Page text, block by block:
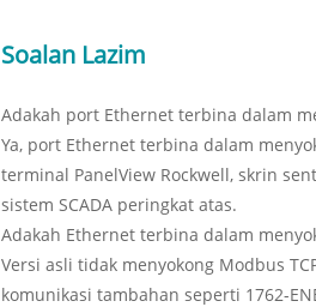
Soalan Lazim
Adakah port Ethernet terbina dalam
Ya, port Ethernet terbina dalam
terminal PanelView Rockwell, skrin
sistem SCADA peringkat atas.
Adakah Ethernet terbina dalam
Versi asli tidak menyokong Modbus
komunikasi tambahan seperti 1762-